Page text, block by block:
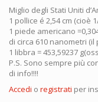
Miglio degli Stati Uniti
1 pollice é 2,54 cm (cioè
1 piede americano
di circa 610 nanometri
1 libbra = 453,59237
P.S. Sono sempre più
di info!!!!
Accedi o registrati per